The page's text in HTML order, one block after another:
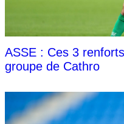
ASSE : Ces 3
groupe de Cathro